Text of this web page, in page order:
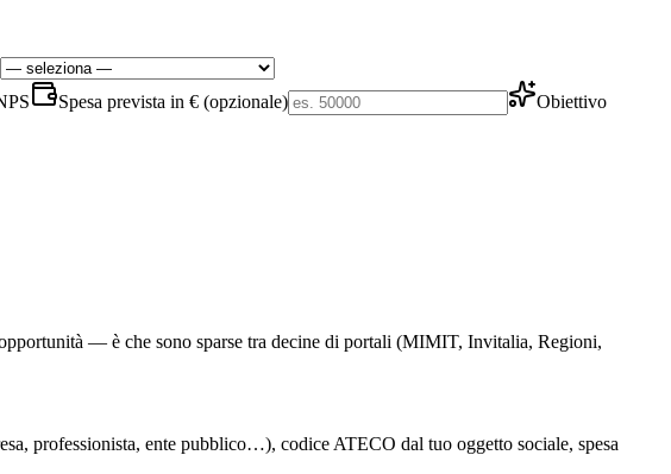
Spesa prevista in € (opzionale)
Obiettivo
— è che sono sparse tra decine di portali (MIMIT, Invitalia, Regioni,
professionista, ente pubblico…), codice ATECO dal tuo oggetto sociale, spesa